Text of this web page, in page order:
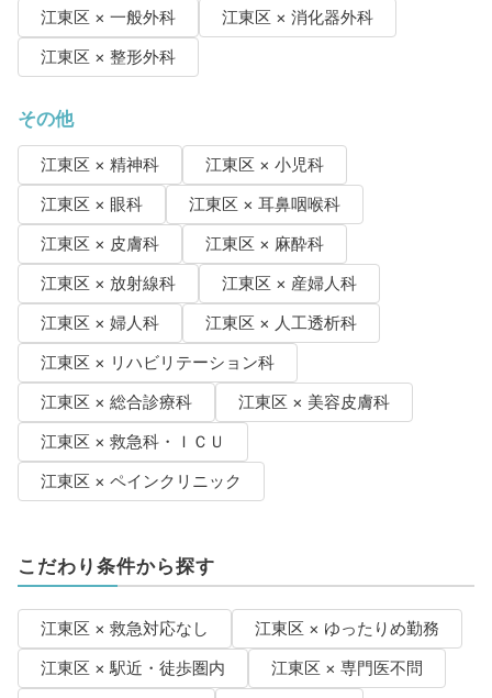
江東区 × 一般外科
江東区 × 消化器外科
江東区 × 整形外科
その他
江東区 × 精神科
江東区 × 小児科
江東区 × 眼科
江東区 × 耳鼻咽喉科
江東区 × 皮膚科
江東区 × 麻酔科
江東区 × 放射線科
江東区 × 産婦人科
江東区 × 婦人科
江東区 × 人工透析科
江東区 × リハビリテーション科
江東区 × 総合診療科
江東区 × 美容皮膚科
江東区 × 救急科・ＩＣＵ
江東区 × ペインクリニック
こだわり条件から探す
江東区 × 救急対応なし
江東区 × ゆったりめ勤務
江東区 × 駅近・徒歩圏内
江東区 × 専門医不問